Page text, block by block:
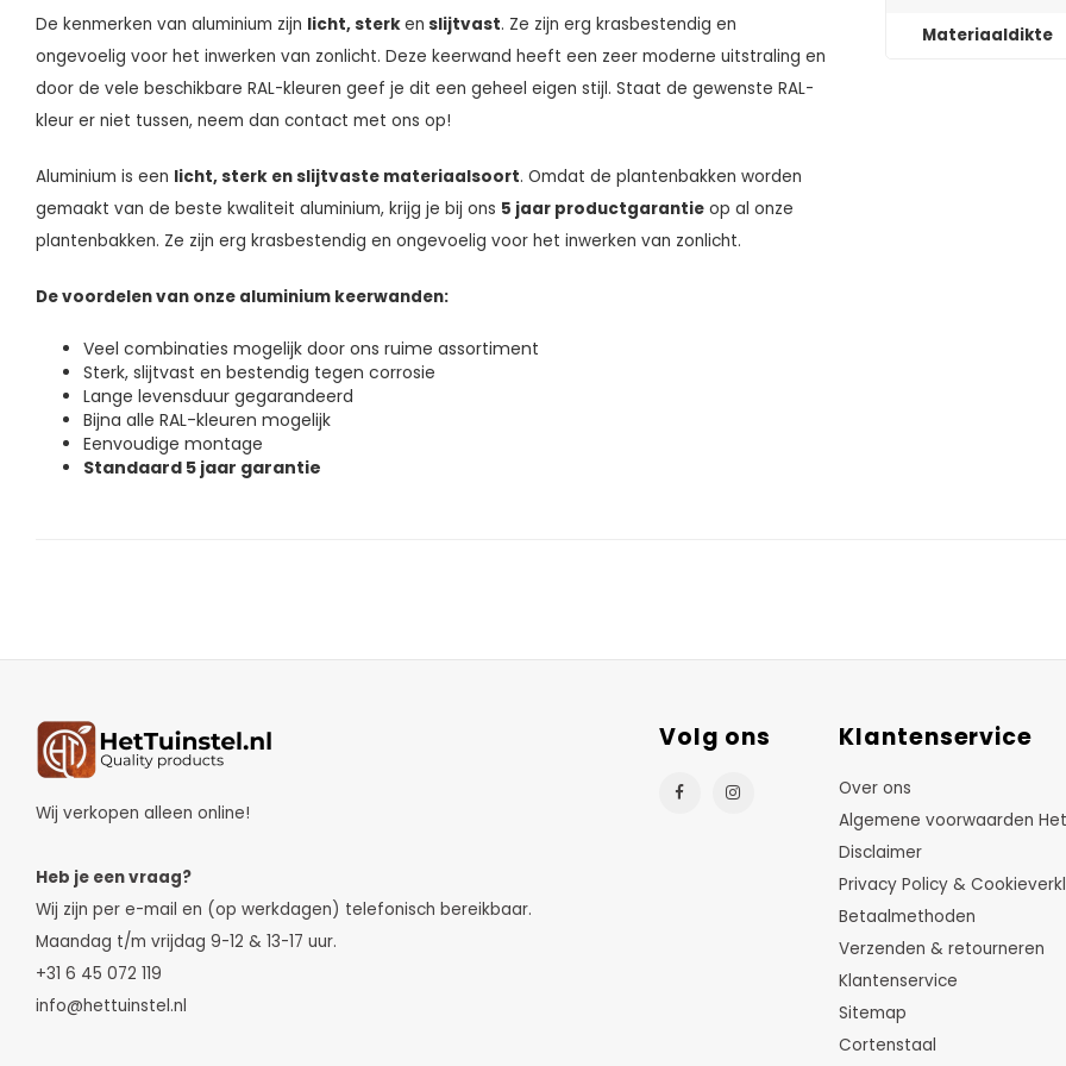
De kenmerken van aluminium zijn licht, sterken slijtvast. Ze zijn erg krasbestendig en
ongevoelig voor het inwerken van zonlicht. Deze keerwand heeft een zeer moderne uitstraling en
door de vele beschikbare RAL-kleuren geef je dit een geheel eigen stijl. Staat de gewenste RAL-
kleur er niet tussen, neem dan contact met ons op!
Aluminium is een licht, sterk en slijtvaste materiaalsoort. Omdat de plantenbakken worden
gemaakt van de beste kwaliteit aluminium, krijg je bij ons 5 jaar productgarantie op al onze
plantenbakken. Ze zijn erg krasbestendig en ongevoelig voor het inwerken van zonlicht.
De voordelen van onze aluminium keerwanden:
Veel combinaties mogelijk door ons ruime assortiment
Sterk, slijtvast en bestendig tegen corrosie
Lange levensduur gegarandeerd
Bijna alle RAL-kleuren mogelijk
Eenvoudige montage
Standaard 5 jaar garantie
Materiaaldikte
Wij verkopen alleen online!
Heb je een vraag?
Wij zijn per e-mail en (op werkdagen) telefonisch bereikbaar.
Maandag t/m vrijdag 9-12 & 13-17 uur.
+31 6 45 072 119
info@hettuinstel.nl
Volg ons Klantenservice
Over ons
Algemene voorwaarden
Disclaimer
Privacy Policy &
Betaalmethoden
Verzenden & retourneren
Klantenservice
Sitemap
Cortenstaal